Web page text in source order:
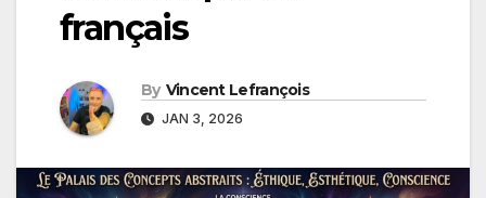
français
By Vincent Lefrançois
JAN 3, 2026